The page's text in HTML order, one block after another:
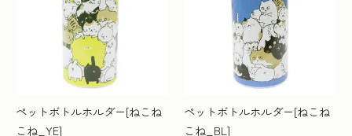
ペットボトルホルダー[ねこね
こね_YE]
ペットボトルホルダー[ねこね
こね_BL]